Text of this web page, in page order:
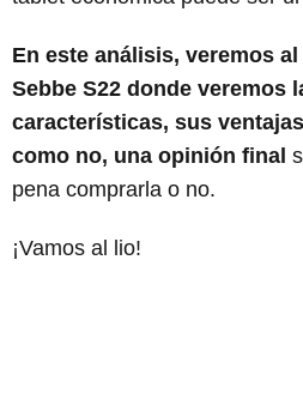
En este análisis, veremos
Sebbe S22 donde veremos
características, sus
como no, una opinión final
pena comprarla o no.
¡Vamos al lio!